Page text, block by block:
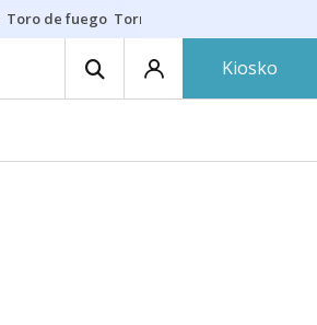
Toro de fuego Tornike Shengelia
Kiosko